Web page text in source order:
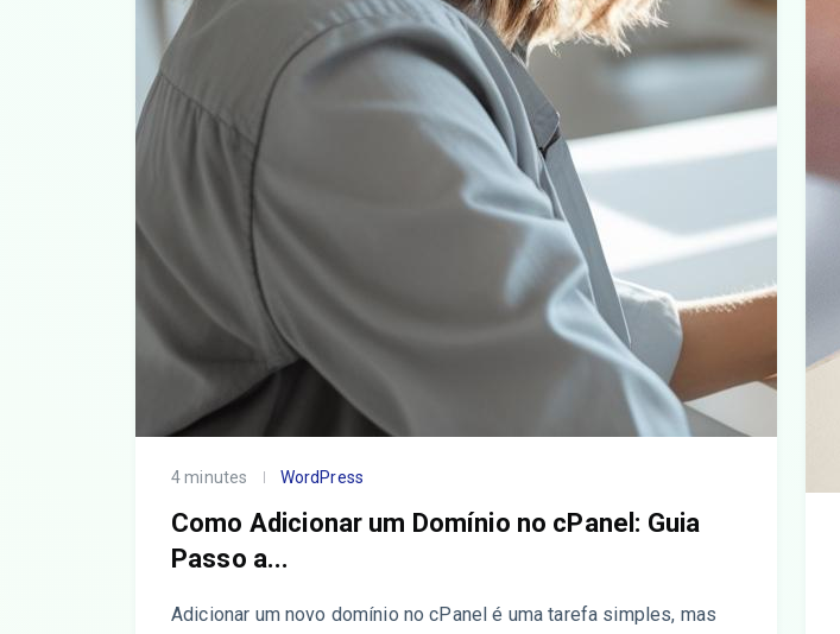
4 minutes WordPress
Como Adicionar um Domínio no cPanel: Guia
Passo a...
Adicionar um novo domínio no cPanel é uma tarefa simples, mas